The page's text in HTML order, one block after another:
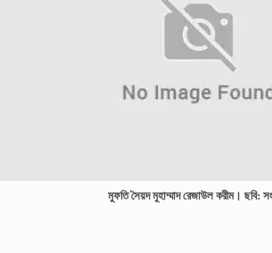
মুফতি সৈয়দ মুহাম্মাদ রেজাউল করীম। ছবি: